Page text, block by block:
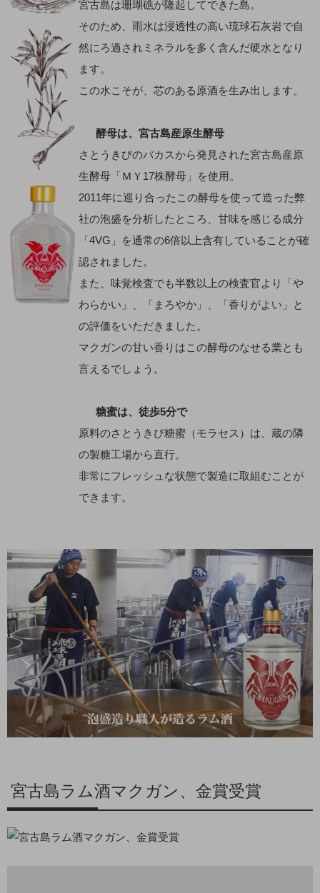
宮古島は珊瑚礁が隆起してできた島。
そのため、雨水は浸透性の高い琉球石灰岩で自
然にろ過されミネラルを多く含んだ硬水となり
ます。
この水こそが、芯のある原酒を生み出します。
酵母は、宮古島産原生酵母
さとうきびのバカスから発見された宮古島産原
生酵母「ＭＹ17株酵母」を使用。
2011年に巡り合ったこの酵母を使って造った弊
社の泡盛を分析したところ、甘味を感じる成分
「4VG」を通常の6倍以上含有していることが確
認されました。
また、味覚検査でも半数以上の検査官より「や
わらかい」、「まろやか」、「香りがよい」と
の評価をいただきました。
マクガンの甘い香りはこの酵母のなせる業とも
言えるでしょう。
糖蜜は、徒歩5分で
原料のさとうきび糖蜜（モラセス）は、蔵の隣
の製糖工場から直行。
非常にフレッシュな状態で製造に取組むことが
できます。
宮古島ラム酒マクガン、金賞受賞